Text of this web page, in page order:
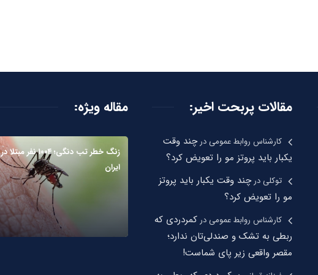
مقالات پربحت اخیر:
کارشناس روابط عمومیدرچند وقت
یکبار باید پروتز مو را تعویض کرد؟
توکلیدرچند وقت یکبار باید پروتز
مو را تعویض کرد؟
کارشناس روابط عمومیدر کمردردی که
ربطی به تشک و صندلی‌تان ندارد؛
مقصر واقعی زیر پای شماست!
مقاله ویژه:
زنگ خطر تب دنگی؛ ۱۰۰۴ نفر مبتلا در
ایران